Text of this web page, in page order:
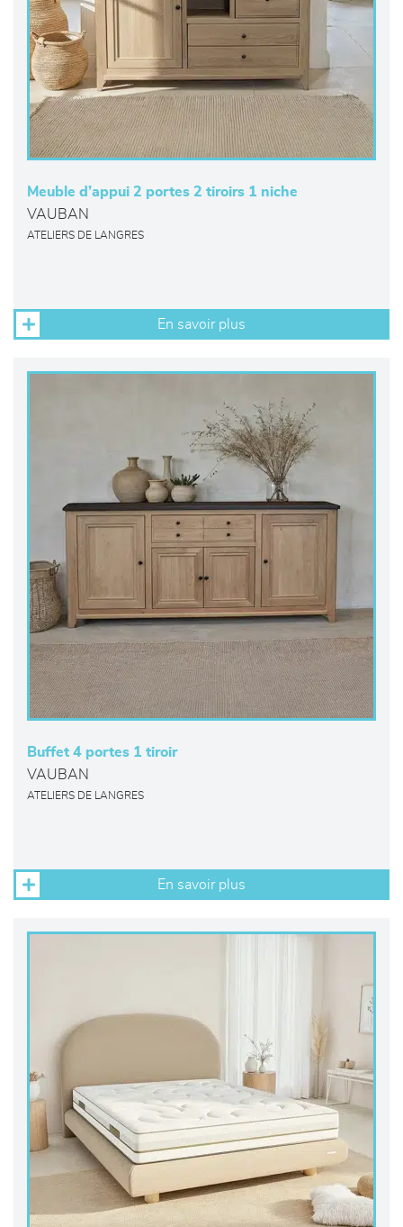
Meuble d’appui 2 portes 2 tiroirs 1 niche
VAUBAN
ATELIERS DE LANGRES
En savoir plus
Buffet 4 portes 1 tiroir
VAUBAN
ATELIERS DE LANGRES
En savoir plus